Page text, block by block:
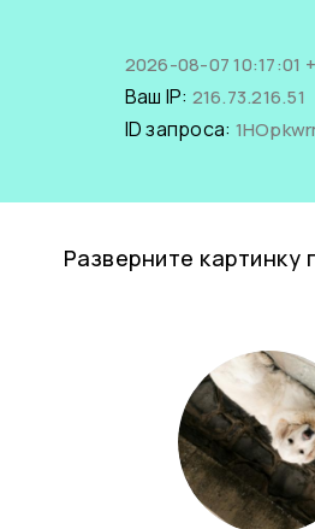
2026-08-07 10:17:01
Ваш IP: 216.73.216.51
ID запроса:
Разверните картинку